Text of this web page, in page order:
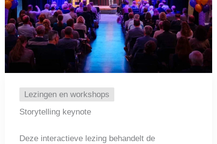
Lezingen en workshops
Storytelling keynote
Deze interactieve lezing behandelt de